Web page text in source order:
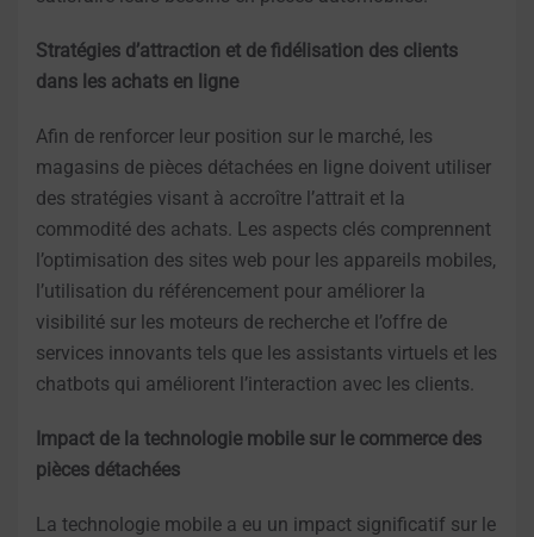
Stratégies d’attraction et de fidélisation des clients
dans les achats en ligne
Afin de renforcer leur position sur le marché, les
magasins de pièces détachées en ligne doivent utiliser
des stratégies visant à accroître l’attrait et la
commodité des achats. Les aspects clés comprennent
l’optimisation des sites web pour les appareils mobiles,
l’utilisation du référencement pour améliorer la
visibilité sur les moteurs de recherche et l’offre de
services innovants tels que les assistants virtuels et les
chatbots qui améliorent l’interaction avec les clients.
Impact de la technologie mobile sur le commerce des
pièces détachées
La technologie mobile a eu un impact significatif sur le